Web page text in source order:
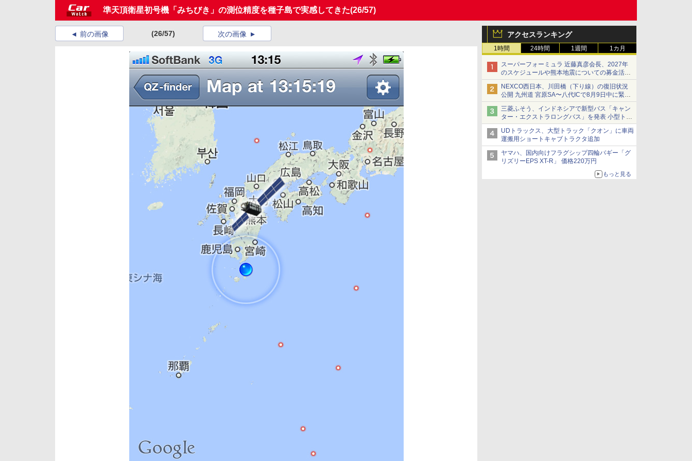
準天頂衛星初号機「みちびき」の測位精度を種子島で実感してきた(26/57)
アクセスランキング
1時間 24時間 1週間 1カ月
スーパーフォーミュラ 近藤真彦会長、2027年
のスケジュールや熊本地震についての募金活動
を紹介
NEXCO西日本、川田橋（下り線）の復旧状況
公開 九州道 宮原SA〜八代ICで8月9日中に緊急
車両を通行可能に
三菱ふそう、インドネシアで新型バス「キャン
ター・エクストラロングバス」を発表 小型トラ
ックベースの観光・旅客輸送向けバス
UDトラックス、大型トラック「クオン」に車両
運搬用ショートキャブトラクタ追加
ヤマハ、国内向けフラグシップ四輪バギー「グ
リズリーEPS XT-R」 価格220万円
もっと見る
前の画像 (26/57) 次の画像